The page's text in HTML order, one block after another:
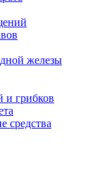
железы
и грибков
средства